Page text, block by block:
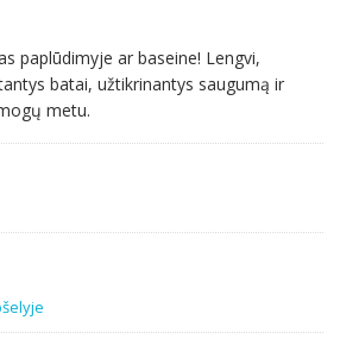
paplūdimyje ar baseine! Lengvi,
batai, užtikrinantys saugumą ir
metu.